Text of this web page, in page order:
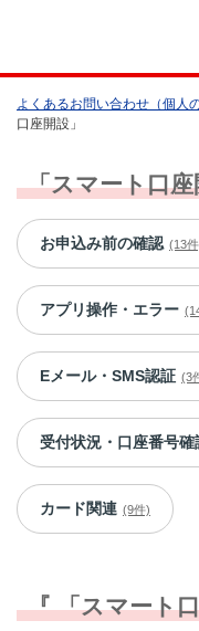
よくあるお問い合わせ（個人
口座開設」
「スマート口座
お申込み前の確認 (13
アプリ操作・エラー
Eメール・SMS認証 (3
受付状況・口座番号確
カード関連 (9件)
『 「スマート